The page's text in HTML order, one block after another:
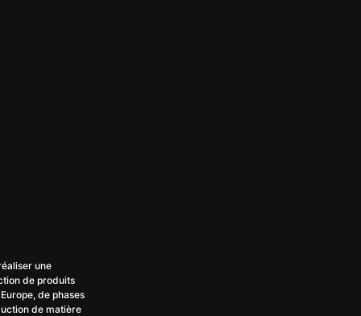
une
de produits
de phases
de matière